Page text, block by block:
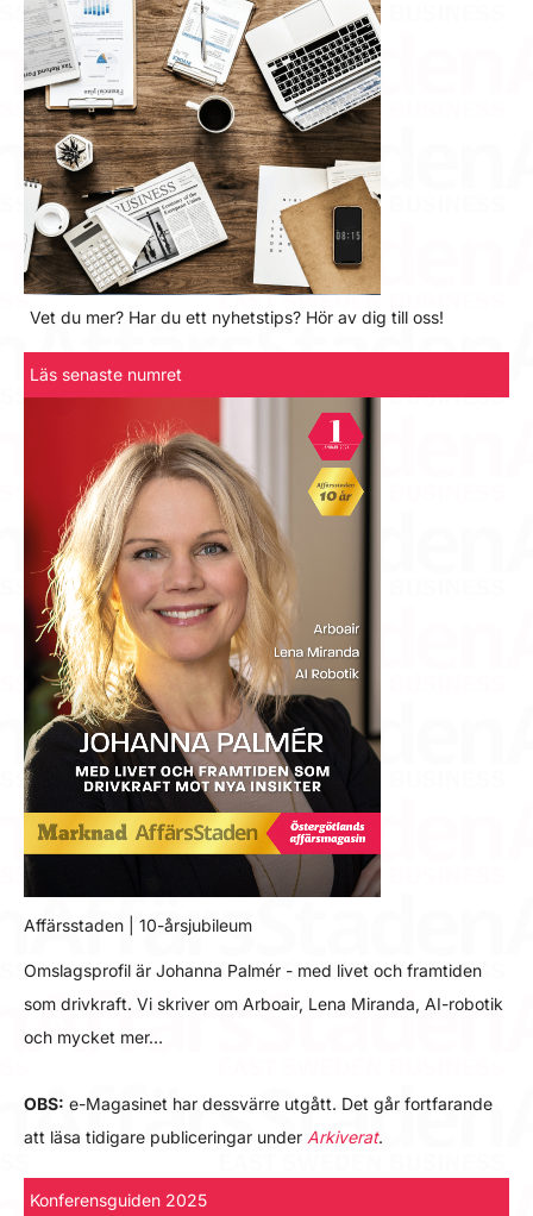
Vet du mer? Har du ett nyhetstips? Hör av dig till oss!
Läs senaste numret
Affärsstaden | 10-årsjubileum
Omslagsprofil är Johanna Palmér - med livet och framtiden
som drivkraft. Vi skriver om Arboair, Lena Miranda, AI-robotik
och mycket mer…
OBS: e-Magasinet har dessvärre utgått. Det går fortfarande
att läsa tidigare publiceringar under Arkiverat.
Konferensguiden 2025